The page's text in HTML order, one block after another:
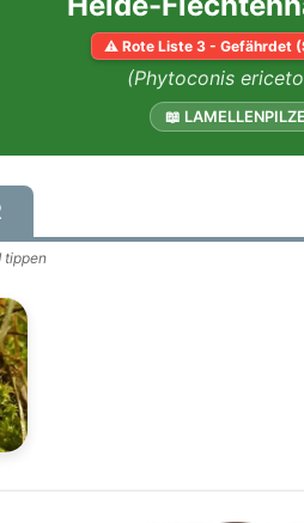
⚠ Rote Liste 3 - Gefährdet
(Phytoconis
📖 LAMELLENPILZE
tippen